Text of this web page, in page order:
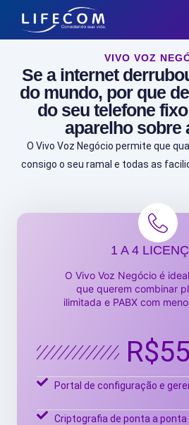
VIVO VOZ
Se a internet
do mundo, por que
do seu telefone
aparelho sobre
O Vivo Voz Negócio permite que
consigo o seu ramal e todas as
1 A 4
O Vivo Voz Negócio é
que querem combinar
ilimitada e PABX com
R$55
Portal de configuração e
Criptografia de ponta a